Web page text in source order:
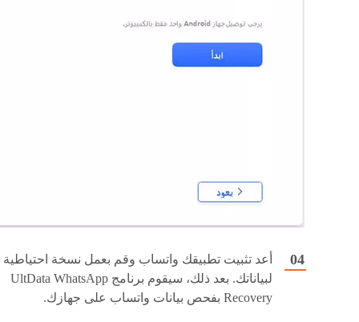
أعد تثبيت تطبيقك واتساب وقم بعمل نسخة احتياطية
لبياناتك. بعد ذلك، سيقوم برنامج UltData WhatsApp
Recovery بفحص بيانات واتساب على جهازك.